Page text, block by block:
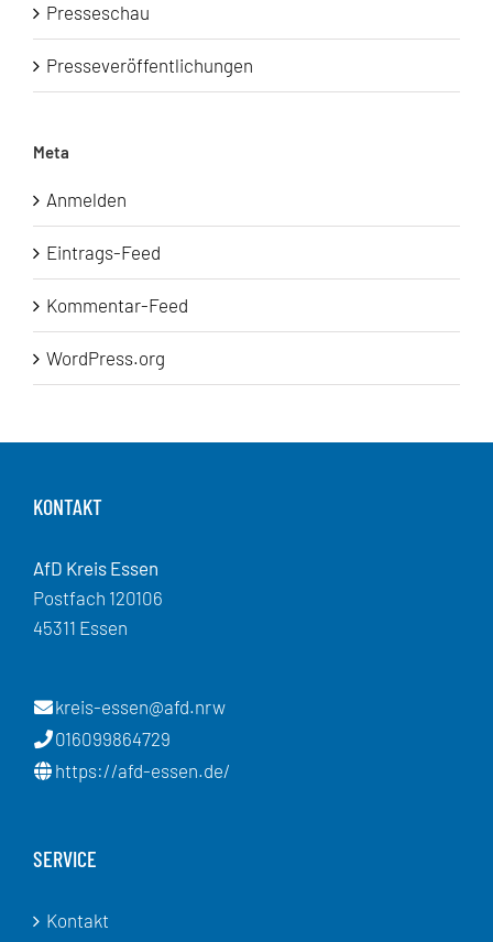
Presseschau
Presseveröffentlichungen
Meta
Anmelden
Eintrags-Feed
Kommentar-Feed
WordPress.org
KONTAKT
AfD Kreis Essen
Postfach 120106
45311 Essen
kreis-essen@afd.nrw
016099864729
https://afd-essen.de/
SERVICE
Kontakt